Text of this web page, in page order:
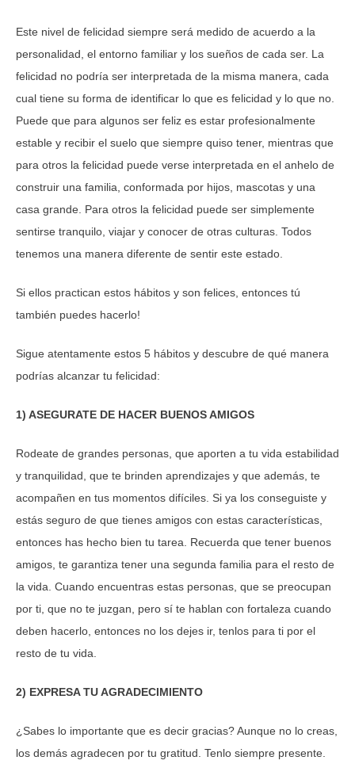
Este nivel de felicidad siempre será medido de acuerdo a la
personalidad, el entorno familiar y los sueños de cada ser. La
felicidad no podría ser interpretada de la misma manera, cada
cual tiene su forma de identificar lo que es felicidad y lo que no.
Puede que para algunos ser feliz es estar profesionalmente
estable y recibir el suelo que siempre quiso tener, mientras que
para otros la felicidad puede verse interpretada en el anhelo de
construir una familia, conformada por hijos, mascotas y una
casa grande. Para otros la felicidad puede ser simplemente
sentirse tranquilo, viajar y conocer de otras culturas. Todos
tenemos una manera diferente de sentir este estado.
Si ellos practican estos hábitos y son felices, entonces tú
también puedes hacerlo!
Sigue atentamente estos 5 hábitos y descubre de qué manera
podrías alcanzar tu felicidad:
1) ASEGURATE DE HACER BUENOS AMIGOS
Rodeate de grandes personas, que aporten a tu vida estabilidad
y tranquilidad, que te brinden aprendizajes y que además, te
acompañen en tus momentos difíciles. Si ya los conseguiste y
estás seguro de que tienes amigos con estas características,
entonces has hecho bien tu tarea. Recuerda que tener buenos
amigos, te garantiza tener una segunda familia para el resto de
la vida. Cuando encuentras estas personas, que se preocupan
por ti, que no te juzgan, pero sí te hablan con fortaleza cuando
deben hacerlo, entonces no los dejes ir, tenlos para ti por el
resto de tu vida.
2) EXPRESA TU AGRADECIMIENTO
¿Sabes lo importante que es decir gracias? Aunque no lo creas,
los demás agradecen por tu gratitud. Tenlo siempre presente.